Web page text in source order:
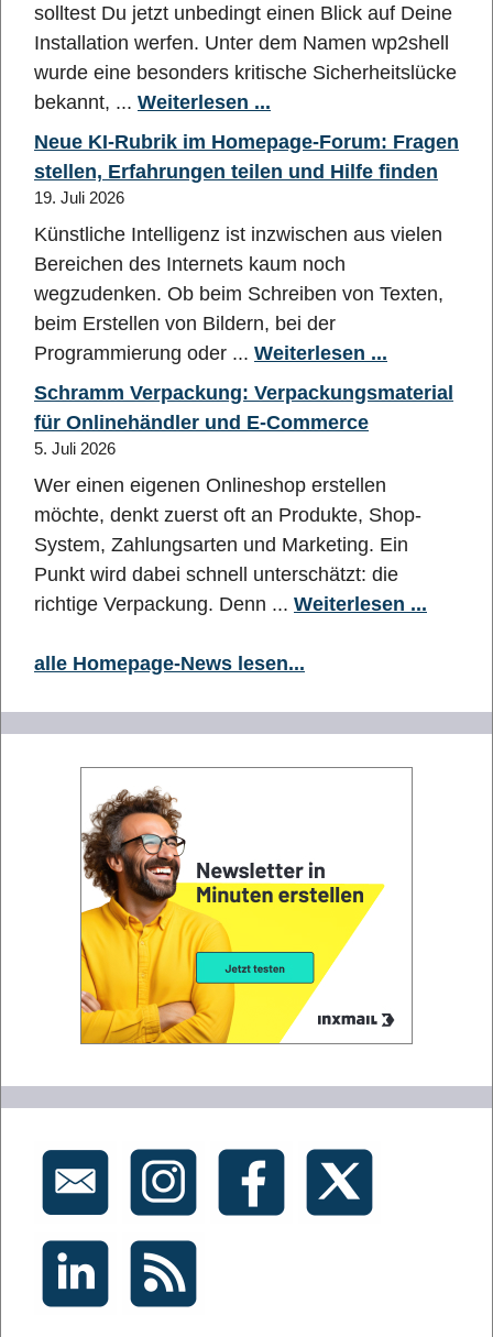
solltest Du jetzt unbedingt einen Blick auf Deine
Installation werfen. Unter dem Namen wp2shell
wurde eine besonders kritische Sicherheitslücke
bekannt, ... Weiterlesen ...
Neue KI-Rubrik im Homepage-Forum: Fragen
stellen, Erfahrungen teilen und Hilfe finden
19. Juli 2026
Künstliche Intelligenz ist inzwischen aus vielen
Bereichen des Internets kaum noch
wegzudenken. Ob beim Schreiben von Texten,
beim Erstellen von Bildern, bei der
Programmierung oder ... Weiterlesen ...
Schramm Verpackung: Verpackungsmaterial
für Onlinehändler und E-Commerce
5. Juli 2026
Wer einen eigenen Onlineshop erstellen
möchte, denkt zuerst oft an Produkte, Shop-
System, Zahlungsarten und Marketing. Ein
Punkt wird dabei schnell unterschätzt: die
richtige Verpackung. Denn ... Weiterlesen ...
alle Homepage-News lesen...